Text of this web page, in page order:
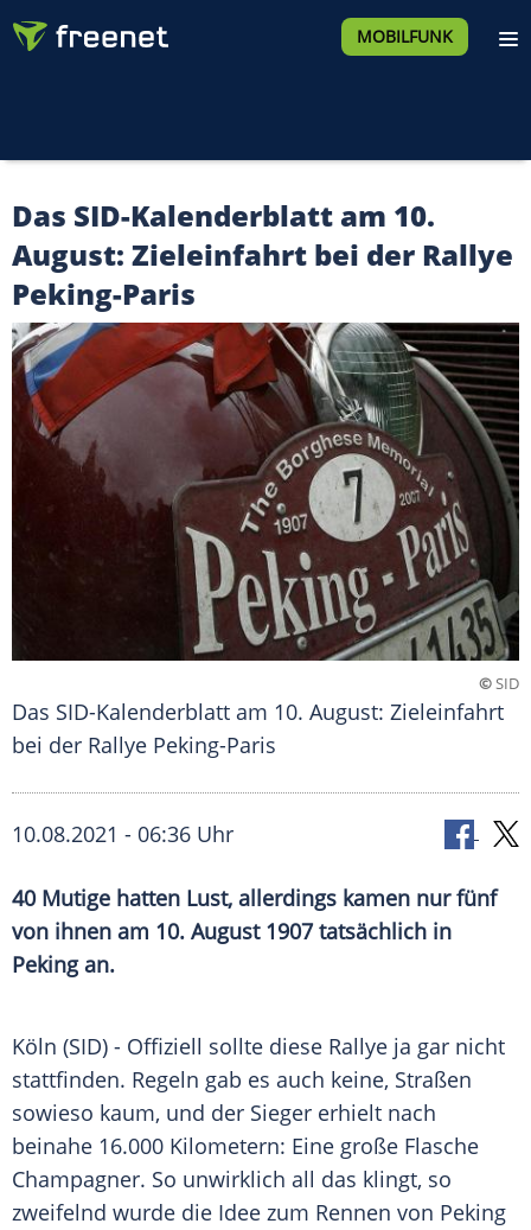
MOBILFUNK
Das SID-Kalenderblatt am 10.
August: Zieleinfahrt bei der Rallye
Peking-Paris
©SID
Das SID-Kalenderblatt am 10. August: Zieleinfahrt
bei der Rallye Peking-Paris
10.08.2021 - 06:36 Uhr
40 Mutige hatten Lust, allerdings kamen nur fünf
von ihnen am 10. August 1907 tatsächlich in
Pekingan.
Köln (SID) - Offiziell sollte diese Rallye ja gar nicht
stattfinden. Regeln gab es auch keine, Straßen
sowieso kaum, und der Sieger erhielt nach
beinahe 16.000 Kilometern: Eine große Flasche
Champagner. So unwirklich all das klingt, so
zweifelnd wurde die Idee zum Rennen von Peking